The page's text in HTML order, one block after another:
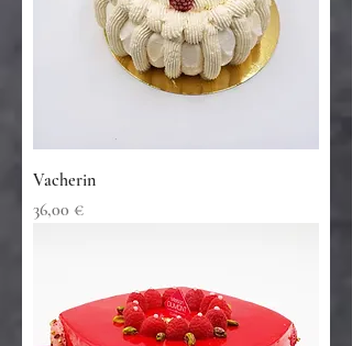
Vacherin
Prix
36,00 €